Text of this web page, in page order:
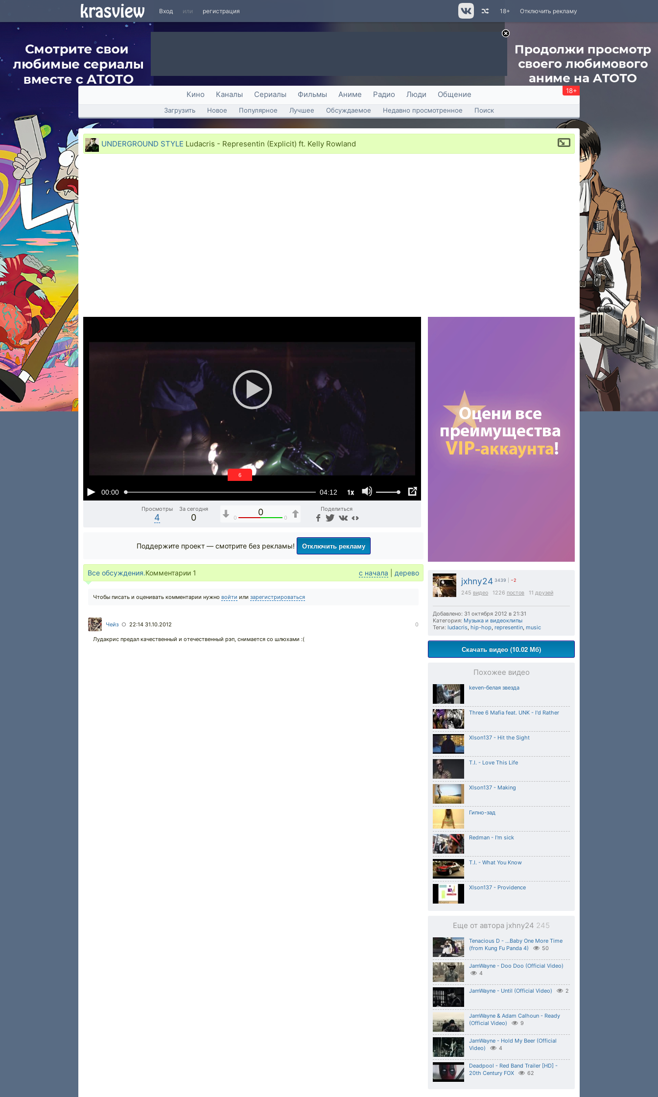
Вход или регистрация Отключить рекламу
18+
Кино Каналы Сериалы Фильмы Аниме Радио Люди Общение 18+
Загрузить Новое Популярное Лучшее Обсуждаемое Недавно просмотренное Поиск
UNDERGROUND STYLE Ludacris - Representin (Explicit) ft. Kelly Rowland
00:00 04:12 1x
6
Просмотры
4
За сегодня
0
0
0 0
Поделиться
jxhny24 3439 −2
245 видео 1226 постов 11 друзей
Добавлено: 31 октября 2012 в 21:31
Категория: Музыка и видеоклипы
Теги: ludacris, hip-hop, representin, music
Скачать видео (10.02 Мб)
Похожее видео
keven-белая звезда
Three 6 Mafia feat. UNK - I'd Rather
Xlson137 - Hit the Sight
T.I. - Love This Life
Xlson137 - Making
Гипно-зад
Redman - I'm sick
T.I. - What You Know
Xlson137 - Providence
Еще от автора jxhny24 245
Tenacious D - ...Baby One More Time
(from Kung Fu Panda 4)
50
JamWayne - Doo Doo (Official Video)
4
JamWayne - Until (Official Video) 2
JamWayne & Adam Calhoun - Ready
(Official Video)
9
JamWayne - Hold My Beer (Official
Video)
4
Deadpool - Red Band Trailer [HD] -
20th Century FOX
62
Поддержите проект — смотрите без рекламы! Отключить рекламу
Все обсуждения.Комментарии 1 с начала дерево
Чтобы писать и оценивать комментарии нужно войти или зарегистрироваться
Чейз ○ 22:14 31.10.2012 0
Лудакрис предал качественный и отечественный рэп, снимается со шлюхами :(